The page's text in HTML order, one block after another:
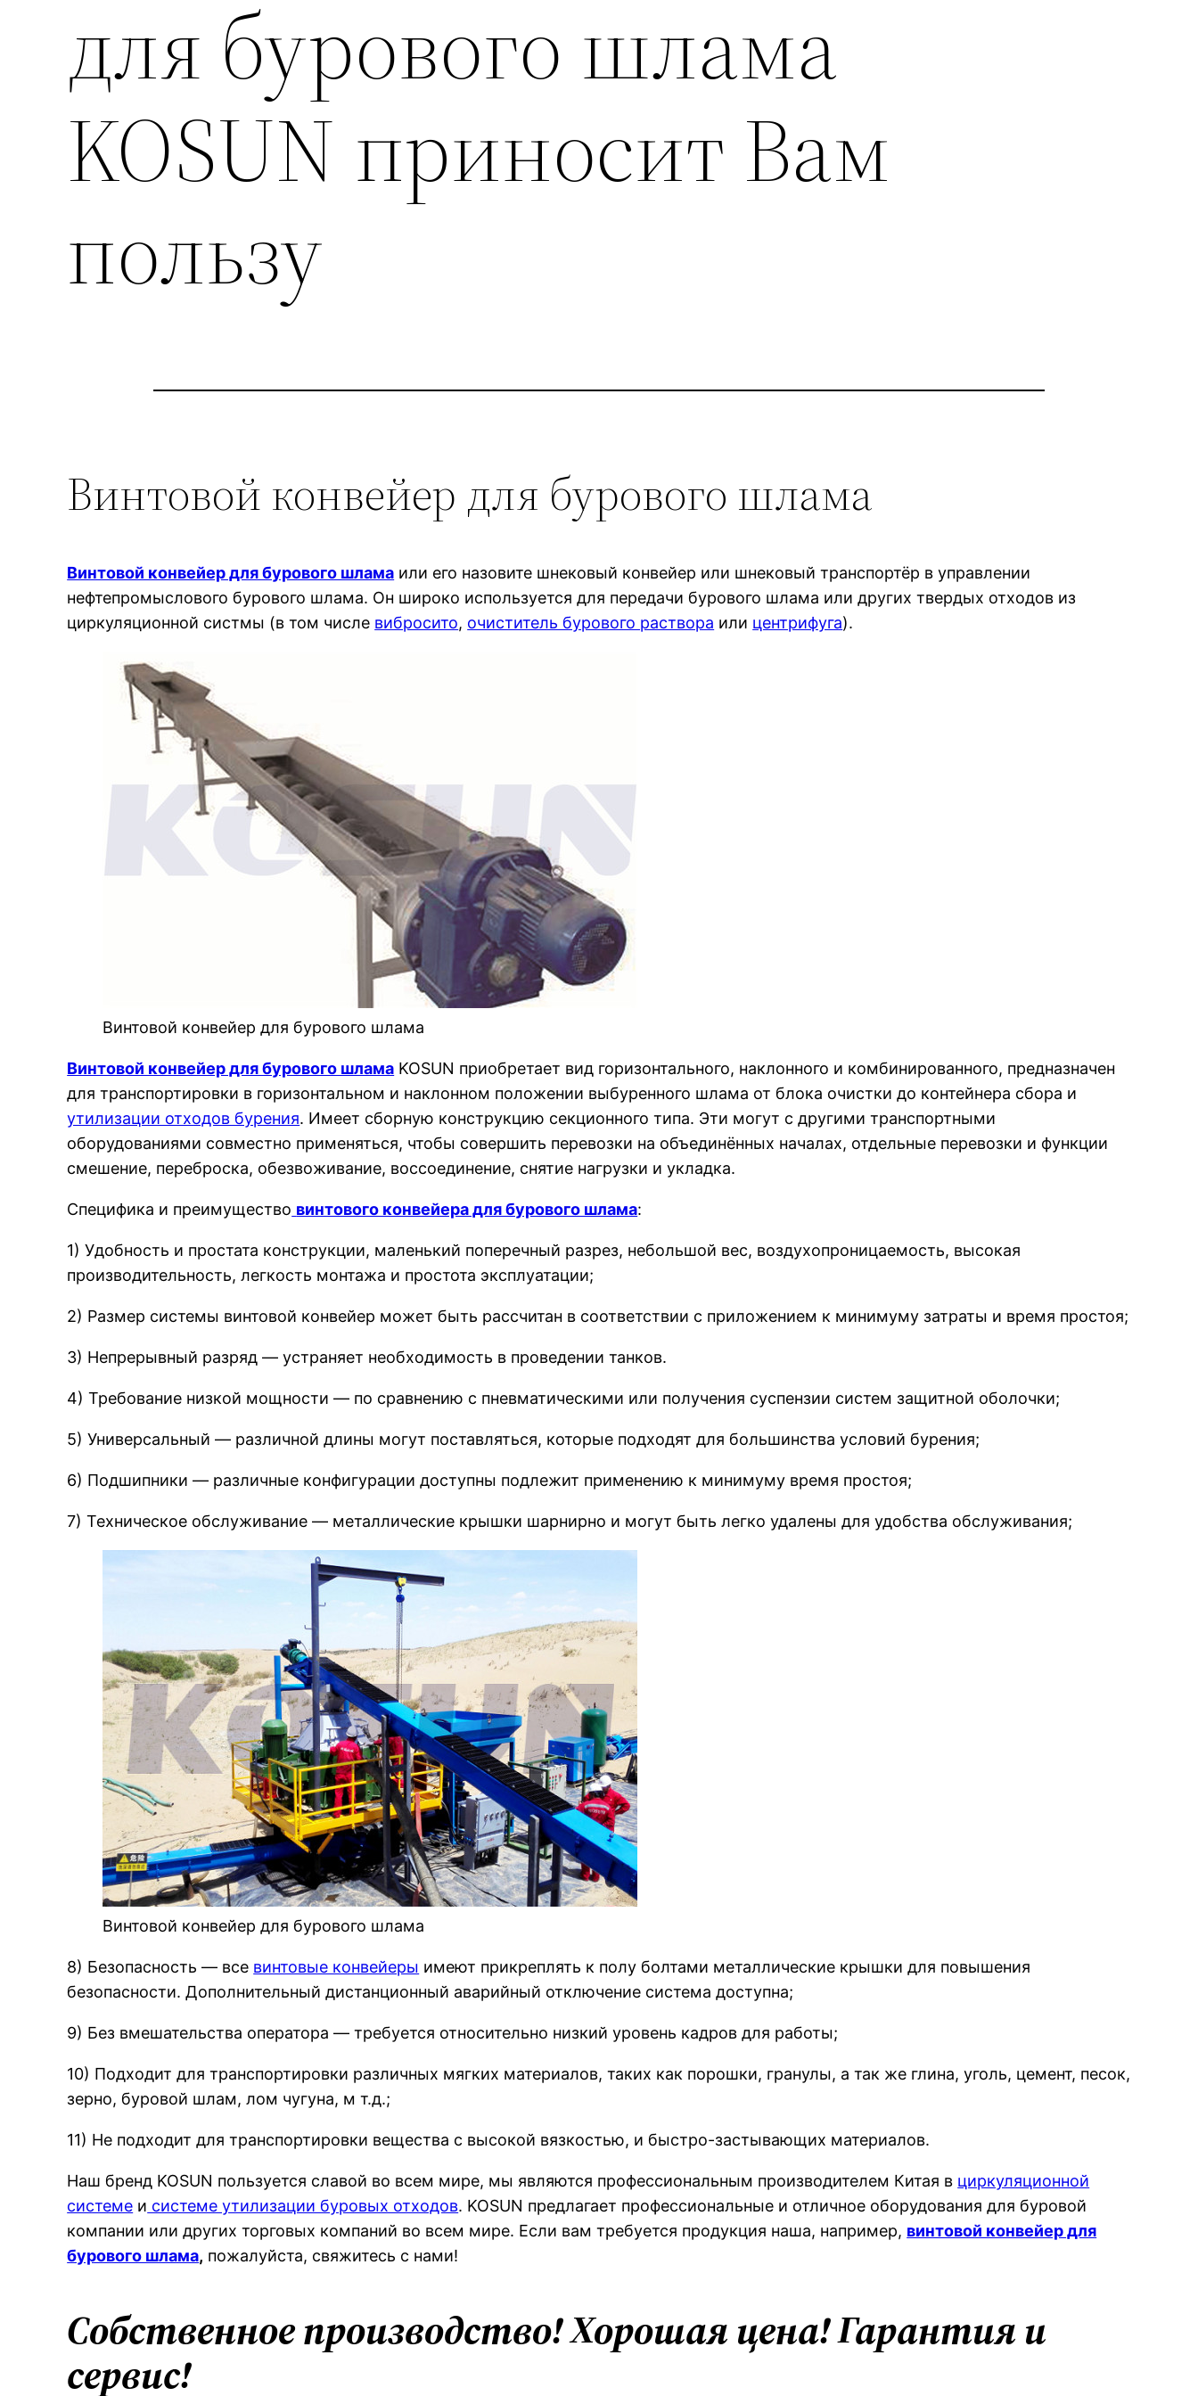
для бурового шлама
KOSUN приносит Вам
пользу
Винтовой конвейер для бурового шлама
Винтовой конвейер для бурового шлама или его назовите шнековый конвейер или шнековый транспортёр в управлении
нефтепромыслового бурового шлама. Он широко используется для передачи бурового шлама или других твердых отходов из
циркуляционной систмы (в том числе вибросито, очиститель бурового раствора или центрифуга).
Винтовой конвейер для бурового шлама
Винтовой конвейер для бурового шлама KOSUN приобретает вид горизонтального, наклонного и комбинированного, предназначен
для транспортировки в горизонтальном и наклонном положении выбуренного шлама от блока очистки до контейнера сбора и
утилизации отходов бурения. Имеет сборную конструкцию секционного типа. Эти могут с другими транспортными
оборудованиями совместно применяться, чтобы совершить перевозки на объединённых началах, отдельные перевозки и функции
смешение, переброска, обезвоживание, воссоединение, снятие нагрузки и укладка.
Специфика и преимущество винтового конвейера для бурового шлама:
1) Удобность и простата конструкции, маленький поперечный разрез, небольшой вес, воздухопроницаемость, высокая
производительность, легкость монтажа и простота эксплуатации;
2) Размер системы винтовой конвейер может быть рассчитан в соответствии с приложением к минимуму затраты и время простоя;
3) Непрерывный разряд — устраняет необходимость в проведении танков.
4) Требование низкой мощности — по сравнению с пневматическими или получения суспензии систем защитной оболочки;
5) Универсальный — различной длины могут поставляться, которые подходят для большинства условий бурения;
6) Подшипники — различные конфигурации доступны подлежит применению к минимуму время простоя;
7) Техническое обслуживание — металлические крышки шарнирно и могут быть легко удалены для удобства обслуживания;
Винтовой конвейер для бурового шлама
8) Безопасность — все винтовые конвейеры имеют прикреплять к полу болтами металлические крышки для повышения
безопасности. Дополнительный дистанционный аварийный отключение система доступна;
9) Без вмешательства оператора — требуется относительно низкий уровень кадров для работы;
10) Подходит для транспортировки различных мягких материалов, таких как порошки, гранулы, а так же глина, уголь, цемент, песок,
зерно, буровой шлам, лом чугуна, м т.д.;
11) Не подходит для транспортировки вещества с высокой вязкостью, и быстро-застывающих материалов.
Наш бренд KOSUN пользуется славой во всем мире, мы являются профессиональным производителем Китая в циркуляционной
системе и системе утилизации буровых отходов. KOSUN предлагает профессиональные и отличное оборудования для буровой
компании или других торговых компаний во всем мире. Если вам требуется продукция наша, например, винтовой конвейер для
бурового шлама, пожалуйста, свяжитесь с нами!
Собственное производство! Хорошая цена! Гарантия и
сервис!